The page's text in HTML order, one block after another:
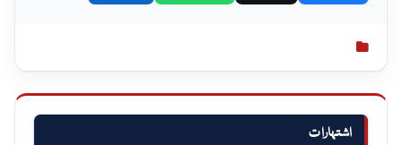
اشتہارات